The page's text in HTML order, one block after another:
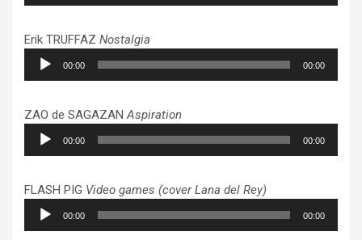
Erik TRUFFAZ Nostalgia
Lecteur
audio
00:00 00:00
ZAO de SAGAZANAspiration
Lecteur
audio
00:00 00:00
FLASH PIG Video games (cover Lana del Rey)
Lecteur
audio
00:00 00:00